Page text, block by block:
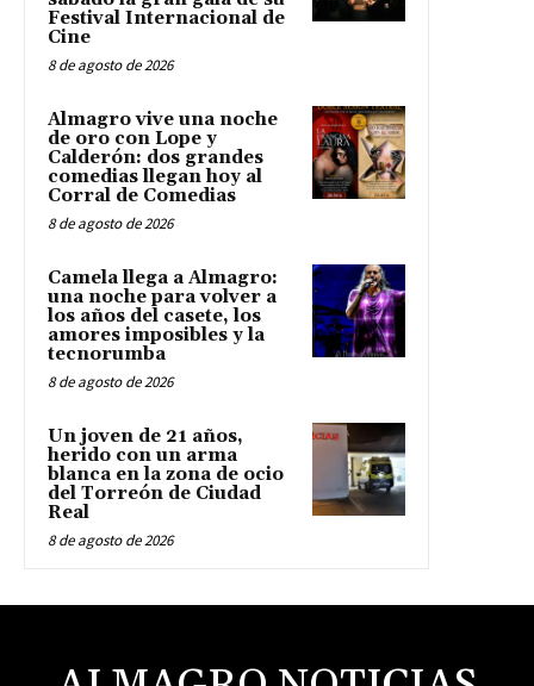
Festival Internacional de
Cine
8 de agosto de 2026
Almagro vive una noche
de oro con Lope y
Calderón: dos grandes
comedias llegan hoy al
Corral de Comedias
8 de agosto de 2026
Camela llega a Almagro:
una noche para volver a
los años del casete, los
amores imposibles y la
tecnorumba
8 de agosto de 2026
Un joven de 21 años,
herido con un arma
blanca en la zona de ocio
del Torreón de Ciudad
Real
8 de agosto de 2026